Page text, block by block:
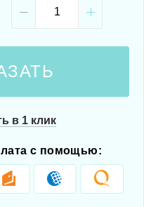
в 1 клик
с помощью: